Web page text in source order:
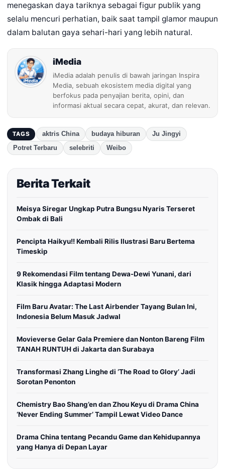
menegaskan daya tariknya sebagai figur publik yang
selalu mencuri perhatian, baik saat tampil glamor maupun
dalam balutan gaya sehari-hari yang lebih natural.
iMedia
iMedia adalah penulis di bawah jaringan Inspira
Media, sebuah ekosistem media digital yang
berfokus pada penyajian berita, opini, dan
informasi aktual secara cepat, akurat, dan relevan.
TAGS aktris China budaya hiburan
Ju Jingyi
Potret Terbaru
selebriti Weibo
Berita Terkait
Meisya Siregar Ungkap Putra Bungsu Nyaris Terseret
Ombak di Bali
Pencipta Haikyu!! Kembali Rilis Ilustrasi Baru Bertema
Timeskip
9 Rekomendasi Film tentang Dewa-Dewi Yunani, dari
Klasik hingga Adaptasi Modern
Film Baru Avatar: The Last Airbender Tayang Bulan Ini,
Indonesia Belum Masuk Jadwal
Movieverse Gelar Gala Premiere dan Nonton Bareng Film
TANAH RUNTUH di Jakarta dan Surabaya
Transformasi Zhang Linghe di ‘The Road to Glory’ Jadi
Sorotan Penonton
Chemistry Bao Shang’en dan Zhou Keyu di Drama China
‘Never Ending Summer’ Tampil Lewat Video Dance
Drama China tentang Pecandu Game dan Kehidupannya
yang Hanya di Depan Layar